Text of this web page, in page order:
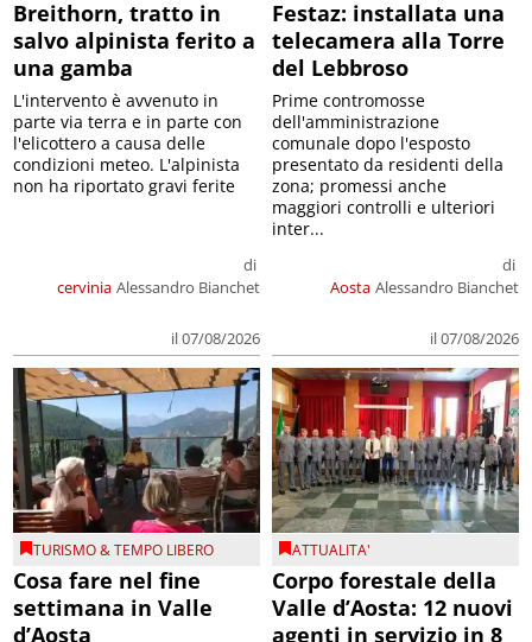
Breithorn, tratto in
salvo alpinista ferito a
una gamba
cervinia
di
Alessandro Bianchet
il 07/08/2026
L'intervento è avvenuto in
parte via terra e in parte con
l'elicottero a causa delle
condizioni meteo. L'alpinista
non ha riportato gravi ferite
Festaz: installata una
telecamera alla Torre
del Lebbroso
Aosta
di
Alessandro Bianchet
il 07/08/2026
Prime contromosse
dell'amministrazione
comunale dopo l'esposto
presentato da residenti della
zona; promessi anche
maggiori controlli e ulteriori
inter...
TURISMO & TEMPO LIBERO
Cosa fare nel fine
settimana in Valle
d’Aosta
ATTUALITA'
Corpo forestale della
Valle d’Aosta: 12 nuovi
agenti in servizio in 8